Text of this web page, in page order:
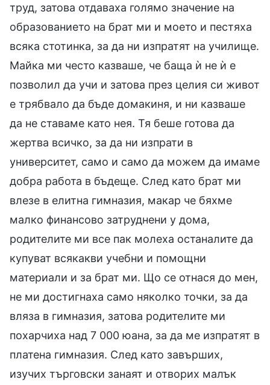
труд, затова отдаваха голямо значение на
образованието на брат ми и моето и пестяха
всяка стотинка, за да ни изпратят на училище.
Майка ми често казваше, че баща ѝ не ѝ е
позволил да учи и затова през целия си живот
е трябвало да бъде домакиня, и ни казваше
да не ставаме като нея. Тя беше готова да
жертва всичко, за да ни изпрати в
университет, само и само да можем да имаме
добра работа в бъдеще. След като брат ми
влезе в елитна гимназия, макар че бяхме
малко финансово затруднени у дома,
родителите ми все пак молеха останалите да
купуват всякакви учебни и помощни
материали и за брат ми. Що се отнася до мен,
не ми достигнаха само няколко точки, за да
вляза в гимназия, затова родителите ми
похарчиха над 7 000 юана, за да ме изпратят в
платена гимназия. След като завърших,
изучих търговски занаят и отворих малък